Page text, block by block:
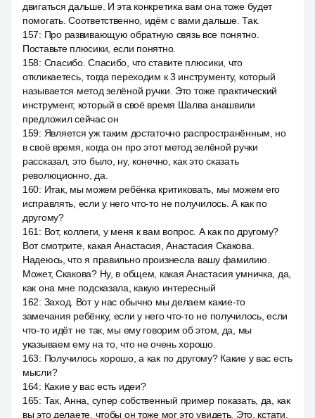
двигаться дальше. И эта конкретика вам она тоже будет
помогать. Соответственно, идём с вами дальше. Так.
157: Про развивающую обратную связь все понятно.
Поставьте плюсики, если понятно.
158: Спасибо. Спасибо, что ставите плюсики, что
откликаетесь, тогда переходим к 3 инструменту, который
называется метод зелёной ручки. Это тоже практический
инструмент, который в своё время Шалва анашвили
предложил сейчас он
159: Является уж таким достаточно распространённым, но
в своё время, когда он про этот метод зелёной ручки
рассказал, это было, ну, конечно, как это сказать
революционно, да.
160: Итак, мы можем ребёнка критиковать, мы можем его
исправлять, если у него что-то не получилось. А как по
другому?
161 : Вот, коллеги, у меня к вам вопрос. А как по другому?
Вот смотрите, какая Анастасия, Анастасия Скакова.
Надеюсь, что я правильно произнесла вашу фамилию.
Может, Скакова? Ну, в общем, какая Анастасия умничка, да,
как она мне подсказала, какую интересный
162: Заход. Вот у нас обычно мы делаем какие-то
замечания ребёнку, если у него что-то не получилось, если
что-то идёт не так, мы ему говорим об этом, да, мы
указываем ему на то, что не очень хорошо.
163: Получилось хорошо, а как по другому? Какие у вас есть
мысли?
164: Какие у вас есть идеи?
165: Так, Анна, супер собственный пример показать, да, как
вы это делаете, чтобы он тоже мог это увидеть. Это, кстати,